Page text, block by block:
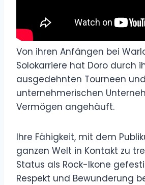
Von ihren Anfängen bei
Solokarriere hat Doro durch
ausgedehnten Tourneen und
unternehmerischen
Vermögen angehäuft.
Ihre Fähigkeit, mit dem
ganzen Welt in Kontakt zu
Status als Rock-Ikone
Respekt und Bewunderung